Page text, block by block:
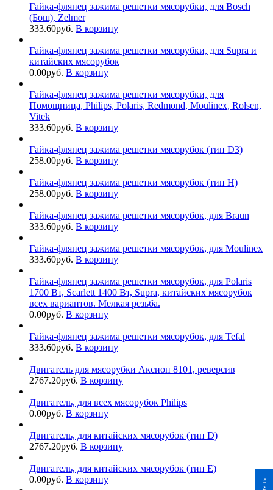
Гайка-флянец зажима решетки мясорубки, для Bosch
(Бош), Zelmer
333.60руб. В корзину
Гайка-флянец зажима решетки мясорубки, для Supra и
китайских мясорубок
0.00руб. В корзину
Гайка-флянец зажима решетки мясорубки, для
Помощница, Philips, Polaris, Redmond, Moulinex, Rolsen,
Vitek
333.60руб. В корзину
Гайка-флянец зажима решетки мясорубок (тип D3)
258.00руб. В корзину
Гайка-флянец зажима решетки мясорубок (тип H)
258.00руб. В корзину
Гайка-флянец зажима решетки мясорубок, для Braun
333.60руб. В корзину
Гайка-флянец зажима решетки мясорубок, для Moulinex
333.60руб. В корзину
Гайка-флянец зажима решетки мясорубок, для Polaris
1700 Вт, Scarlett 1400 Вт, Supra, китайских мясорубок
всех вариантов. Мелкая резьба.
0.00руб. В корзину
Гайка-флянец зажима решетки мясорубок, для Tefal
333.60руб. В корзину
Двигатель для мясорубки Аксион 8101, реверсив
2767.20руб. В корзину
Двигатель, для всех мясорубок Philips
0.00руб. В корзину
Двигатель, для китайских мясорубок (тип D)
2767.20руб. В корзину
Двигатель, для китайских мясорубок (тип E)
0.00руб. В корзину